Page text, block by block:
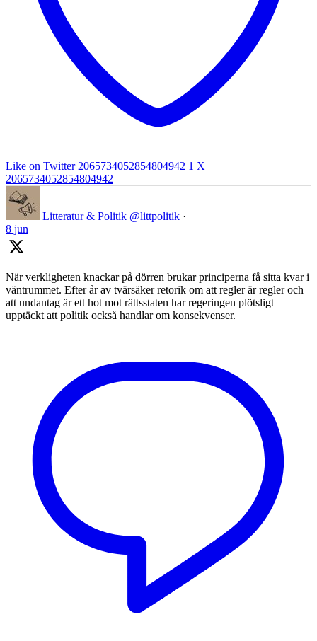
Like on Twitter 2065734052854804942 1 X
2065734052854804942
Litteratur & Politik @littpolitik ·
8 jun
När verkligheten knackar på dörren brukar principerna få sitta kvar i
väntrummet. Efter år av tvärsäker retorik om att regler är regler och
att undantag är ett hot mot rättsstaten har regeringen plötsligt
upptäckt att politik också handlar om konsekvenser.